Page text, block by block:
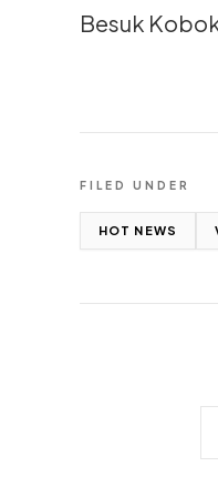
Besuk
FILED UNDER
HOT NEWS